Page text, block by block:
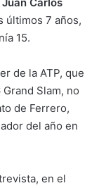
Juan Carlos
últimos 7 años,
15.
de la ATP, que
Slam, no
de Ferrero,
del año en
en el